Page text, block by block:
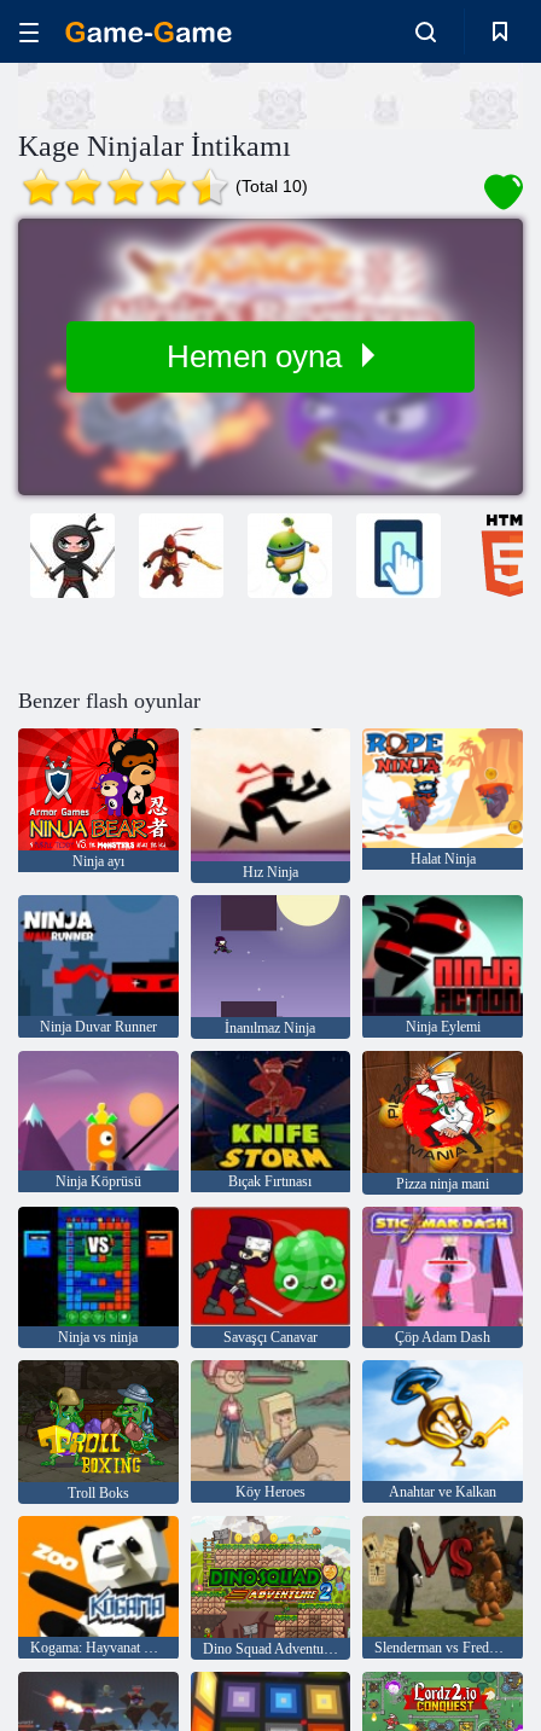
Kage Ninjalar İntikamı
(Total 10)
Hemen oyna
Benzer flash oyunlar
Ninja ayı
Hız Ninja
Halat Ninja
Ninja Duvar Runner İnanılmaz Ninja Ninja Eylemi
Ninja Köprüsü Bıçak Fırtınası Pizza ninja mani
Ninja vs ninja Savaşçı Canavar Çöp Adam Dash
Troll Boks Köy Heroes Anahtar ve Kalkan
Dino Squad Adventure 2